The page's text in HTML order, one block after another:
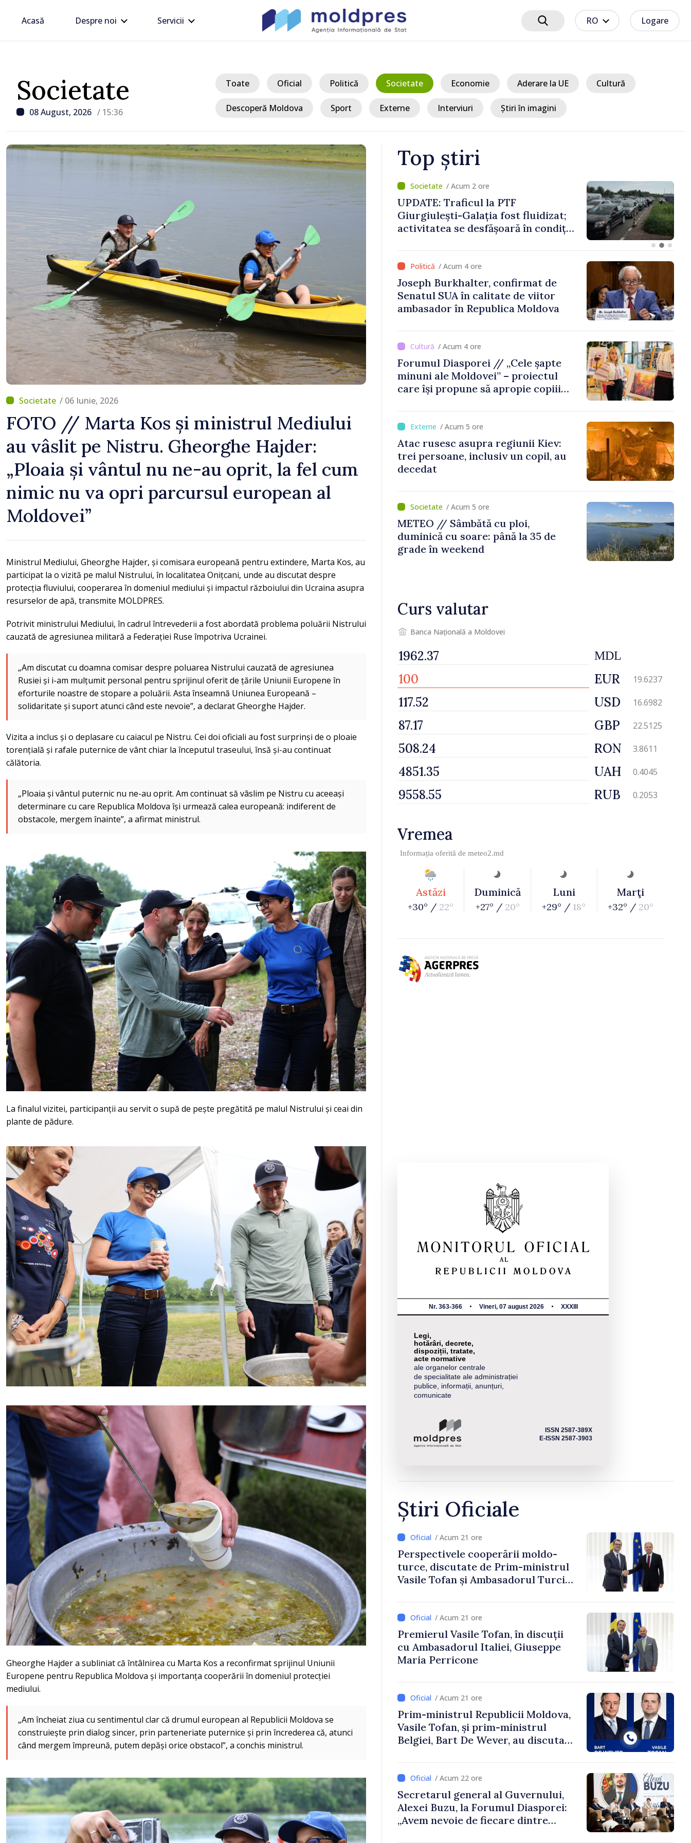
Acasă Despre noi Servicii RO Logare
Societate
08 August, 2026 / 15:36
Toate Oficial Politică Societate Economie Aderare la UE Cultură
Descoperă Moldova Sport Externe Interviuri Știri în imagini
/ 06 Iunie, 2026
FOTO // Marta Kos și ministrul Mediului
au vâslit pe Nistru. Gheorghe Hajder:
„Ploaia și vântul nu ne-au oprit, la fel cum
nimic nu va opri parcursul european al
Moldovei”
Ministrul Mediului, Gheorghe Hajder, și comisara europeană pentru extindere, Marta Kos, au
participat la o vizită pe malul Nistrului, în localitatea Onițcani, unde au discutat despre
protecția fluviului, cooperarea în domeniul mediului și impactul războiului din Ucraina asupra
resurselor de apă, transmite MOLDPRES.
Potrivit ministrului Mediului, în cadrul întrevederii a fost abordată problema poluării Nistrului
cauzată de agresiunea militară a Federației Ruse împotriva Ucrainei.
„Am discutat cu doamna comisar despre poluarea Nistrului cauzată de agresiunea
Rusiei și i-am mulțumit personal pentru sprijinul oferit de țările Uniunii Europene în
eforturile noastre de stopare a poluării. Asta înseamnă Uniunea Europeană –
solidaritate și suport atunci când este nevoie”, a declarat Gheorghe Hajder.
Vizita a inclus și o deplasare cu caiacul pe Nistru. Cei doi oficiali au fost surprinși de o ploaie
torențială și rafale puternice de vânt chiar la începutul traseului, însă și-au continuat
călătoria.
„Ploaia și vântul puternic nu ne-au oprit. Am continuat să vâslim pe Nistru cu aceeași
determinare cu care Republica Moldova își urmează calea europeană: indiferent de
obstacole, mergem înainte”, a afirmat ministrul.
La finalul vizitei, participanții au servit o supă de pește pregătită pe malul Nistrului și ceai din
plante de pădure.
Gheorghe Hajder a subliniat că întâlnirea cu Marta Kos a reconfirmat sprijinul Uniunii
Europene pentru Republica Moldova și importanța cooperării în domeniul protecției
mediului.
„Am încheiat ziua cu sentimentul clar că drumul european al Republicii Moldova se
construiește prin dialog sincer, prin parteneriate puternice și prin încrederea că, atunci
când mergem împreună, putem depăși orice obstacol”, a conchis ministrul.
Top știri
UPDATE: Traficul la PTF
Giurgiulești-Galația fost fluidizat;
activitatea se desfășoară în condiții
normale
/ Acum 3 ore
Moldova sunt EU // Tamara
Șchiopu, antreprenoarea care
construiește punți între Marea
/ Acum 4 ore
Joseph Burkhalter, confirmat de
Senatul SUA în calitate de viitor
ambasador în Republica Moldova
/ Acum 4 ore
Forumul Diasporei // „Cele șapte
minuni ale Moldovei” – proiectul
care își propune să apropie copiii
/ Acum 5 ore
Atac rusesc asupra regiunii Kiev:
trei persoane, inclusiv un copil, au
decedat
/ Acum 5 ore
METEO // Sâmbătă cu ploi,
duminică cu soare: până la 35 de
grade în weekend
Curs valutar
Banca Națională a Moldovei
MDL
EUR 19.6237
USD 16.6982
GBP 22.5125
RON 3.8611
UAH 0.4045
RUB 0.2053
Vremea
Informația oferită de meteo2.md
Astăzi
+30° / 22°
Duminică
+27° / 20°
Luni
+29° / 18°
Marţi
+32° / 20°
Nr. 363-366 Vineri, 07 august 2026 XXXIII
Legi,
hotărâri, decrete,
dispoziții, tratate,
acte normative
ale organelor centrale
de specialitate ale administrației
publice, informații, anunțuri,
comunicate
ISSN 2587-389X
E-ISSN 2587-3903
Știri Oficiale
/ Acum 21 ore
Perspectivele cooperării moldo-
turce, discutate de Prim-ministrul
Vasile Tofan și Ambasadorul Turciei,
/ Acum 21 ore
Premierul Vasile Tofan, în discuții
cu Ambasadorul Italiei, Giuseppe
Maria Perricone
/ Acum 21 ore
Prim-ministrul Republicii Moldova,
Vasile Tofan, și prim-ministrul
Belgiei, Bart De Wever, au discutat
/ Acum 22 ore
Secretarul general al Guvernului,
Alexei Buzu, la Forumul Diasporei:
„Avem nevoie de fiecare dintre